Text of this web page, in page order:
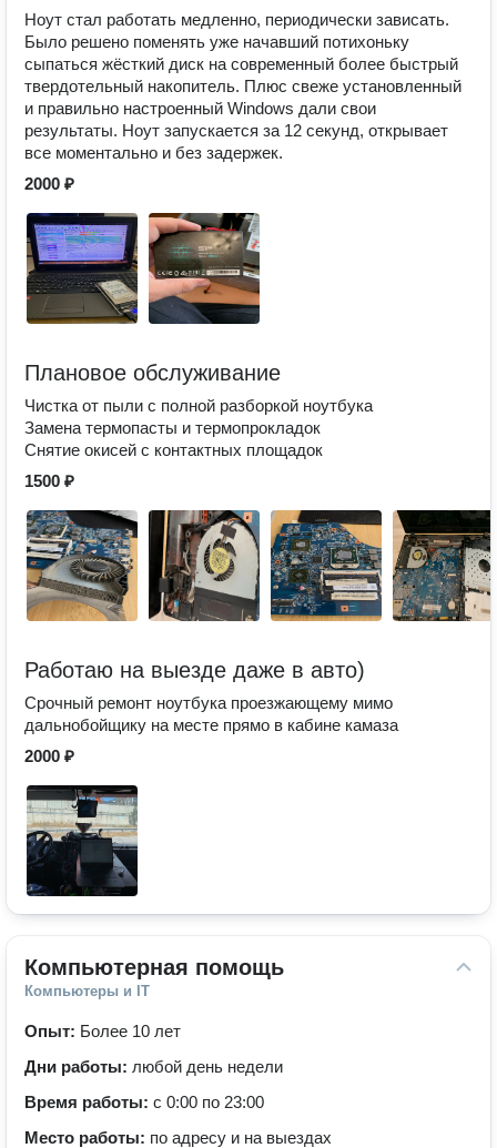
Ноут стал работать медленно, периодически зависать.
Было решено поменять уже начавший потихоньку
сыпаться жёсткий диск на современный более быстрый
твердотельный накопитель. Плюс свеже установленный
и правильно настроенный Windows дали свои
результаты. Ноут запускается за 12 секунд, открывает
все моментально и без задержек.
2000 ₽
Плановое обслуживание
Чистка от пыли с полной разборкой ноутбука
Замена термопасты и термопрокладок
Снятие окисей с контактных площадок
1500 ₽
Работаю на выезде даже в авто)
Срочный ремонт ноутбука проезжающему мимо
дальнобойщику на месте прямо в кабине камаза
2000 ₽
Компьютерная помощь
Компьютеры и IT
Опыт: Более 10 лет
Дни работы: любой день недели
Время работы: с 0:00 по 23:00
Место работы: по адресу и на выездах